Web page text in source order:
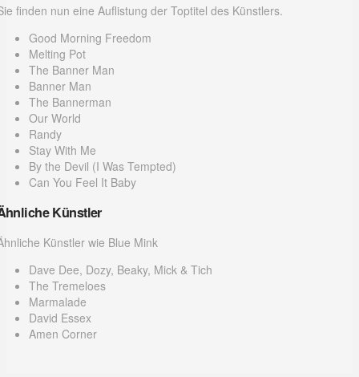
finden nun eine Auflistung der Toptitel des Künstlers.
Good Morning Freedom
Melting Pot
The Banner Man
Banner Man
The Bannerman
Our World
Randy
Stay With Me
By the Devil (I Was Tempted)
Can You Feel It Baby
Künstler
Künstler wie Blue Mink
Dave Dee, Dozy, Beaky, Mick & Tich
The Tremeloes
Marmalade
David Essex
Amen Corner